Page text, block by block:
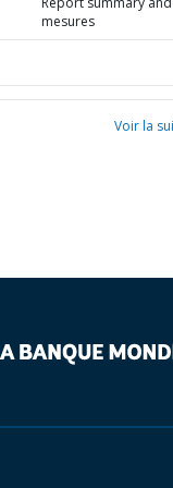
mesures
Voir la